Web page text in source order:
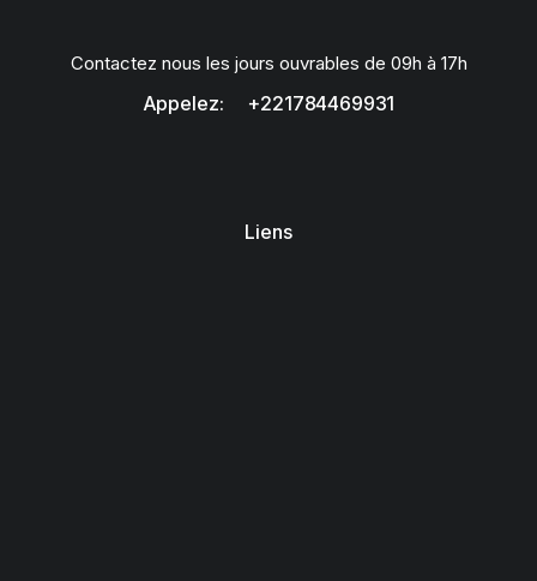
Contactez nous les jours ouvrables de 09h à 17h
Appelez: +221784469931
Liens